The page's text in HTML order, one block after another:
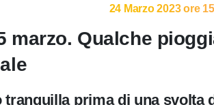
24 Marzo 2023 ore
marzo. Qualche
prima di una svolta